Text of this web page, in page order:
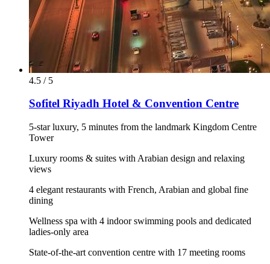
4.5 / 5
Sofitel Riyadh Hotel & Convention Centre
5-star luxury, 5 minutes from the landmark Kingdom Centre
Tower
Luxury rooms & suites with Arabian design and relaxing
views
4 elegant restaurants with French, Arabian and global fine
dining
Wellness spa with 4 indoor swimming pools and dedicated
ladies-only area
State-of-the-art convention centre with 17 meeting rooms